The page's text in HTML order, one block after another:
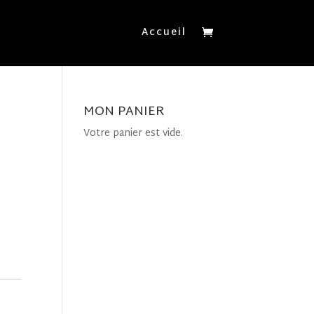
Accueil
MON PANIER
Votre panier est vide.